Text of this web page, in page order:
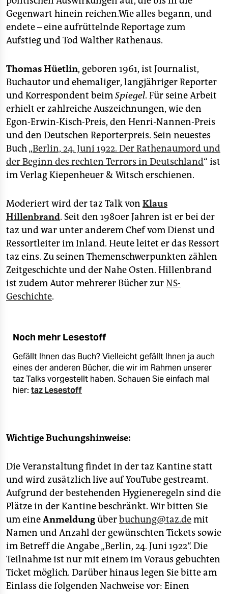
Gegenwart hinein reichen.Wie alles begann, und
endete – eine aufrüttelnde Reportage zum
Aufstieg und Tod Walther Rathenaus.
Thomas Hüetlin, geboren 1961, ist Journalist,
Buchautor und ehemaliger, langjähriger Reporter
und Korrespondent beimSpiegel. Für seine Arbeit
erhielt er zahlreiche Auszeichnungen, wie den
Egon-Erwin-Kisch-Preis, den Henri-Nannen-Preis
und den Deutschen Reporterpreis. Sein neuestes
Buch „Berlin, 24. Juni 1922. Der Rathenaumord und
der Beginn des rechten Terrors in Deutschland“ ist
im Verlag Kiepenheuer & Witsch erschienen.
Moderiert wird der taz Talk von Klaus
Hillenbrand. Seit den 1980er Jahren ist er bei der
taz und war unter anderem Chef vom Dienst und
Ressortleiter im Inland. Heute leitet er das Ressort
taz eins. Zu seinen Themenschwerpunkten zählen
Zeitgeschichte und der Nahe Osten. Hillenbrand
ist zudem Autor mehrerer Bücher zurNS-
Geschichte.
Noch mehr Lesestoff
Gefällt Ihnen das Buch? Vielleicht gefällt Ihnen ja auch
eines der anderen Bücher, die wir im Rahmen unserer
taz Talks vorgestellt haben. Schauen Sie einfach mal
hier: taz Lesestoff
Wichtige Buchungshinweise:
Die Veranstaltung findet in der taz Kantine statt
und wird zusätzlich live auf YouTube gestreamt.
Aufgrund der bestehenden Hygieneregeln sind die
Plätze in der Kantine beschränkt. Wir bitten Sie
um eineAnmeldungüberbuchung@taz.demit
Namen und Anzahl der gewünschten Tickets sowie
im Betreff die Angabe „Berlin, 24. Juni 1922“. Die
Teilnahme ist nur mit einem im Voraus gebuchten
Ticket möglich. Darüber hinaus legen Sie bitte am
Einlass die folgenden Nachweise vor: Einen